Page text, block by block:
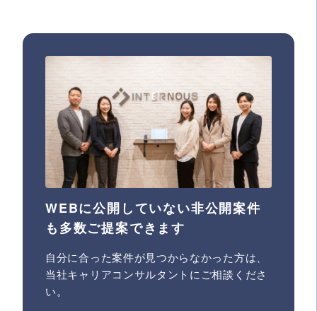
WEBに公開していない非公開案件
も多数ご提案できます
自分に合った案件が見つからなかった方は、
当社キャリアコンサルタントにご相談くださ
い。